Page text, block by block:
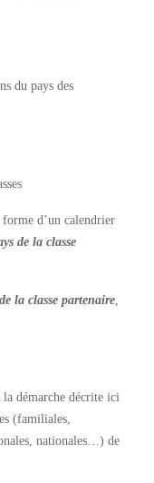
du pays des
forme d’un calendrier
de la classe
la classe partenaire,
démarche décrite ici
(familiales,
nationales…) de